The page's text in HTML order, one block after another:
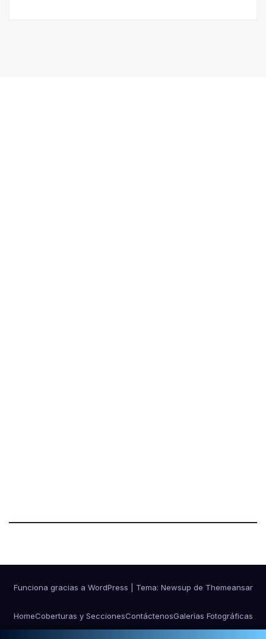
Funciona gracias a WordPress Tema: Newsup de Themeansar
HomeCoberturas y SeccionesContáctenosGalerías Fotográficas